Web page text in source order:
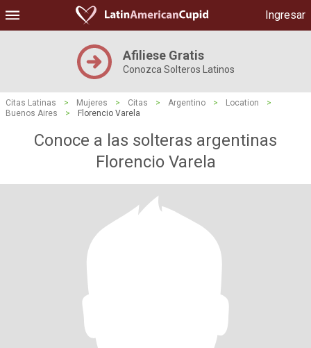
Ingresar
Afiliese Gratis
Conozca Solteros Latinos
Citas Latinas > Mujeres > Citas > Argentino > Location
>
Buenos Aires
> Florencio Varela
Conoce a las solteras argentinas
Florencio Varela